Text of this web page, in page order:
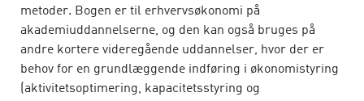
metoder. Bogen er til erhvervsøkonomi på
akademiuddannelserne, og den kan også bruges på
andre kortere videregående uddannelser, hvor der er
behov for en grundlæggende indføring i økonomistyring
(aktivitetsoptimering, kapacitetsstyring og